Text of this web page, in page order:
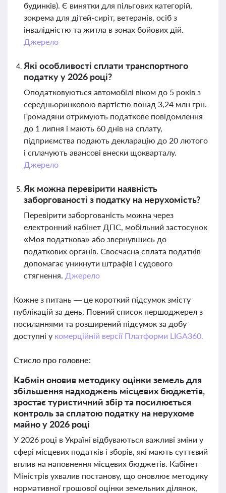
будинків). Є винятки для пільгових категорій,
зокрема для дітей-сиріт, ветеранів, осіб з
інвалідністю та житла в зонах бойових дій.
Джерело
Які особливості сплати транспортного
податку у 2026 році?
Оподатковуються автомобілі віком до 5 років з
середньоринковою вартістю понад 3,24 млн грн.
Громадяни отримують податкове повідомлення
до 1 липня і мають 60 днів на сплату,
підприємства подають декларацію до 20 лютого
і сплачують авансові внески щокварталу.
Джерело
Як можна перевірити наявність
заборгованості з податку на нерухомість?
Перевірити заборгованість можна через
електронний кабінет ДПС, мобільний застосунок
«Моя податкова» або звернувшись до
податкових органів. Своєчасна сплата податків
допомагає уникнути штрафів і судового
стягнення. Джерело
Кожне з питань — це короткий підсумок змісту
публікацій за день. Повний список першоджерел з
посиланнями та розширений підсумок за добу
доступні у комерційній версії Платформи LIGA360.
Стисло про головне:
Кабмін оновив методику оцінки земель для
збільшення надходжень місцевих бюджетів,
зростає туристичний збір та посилюється
контроль за сплатою податку на нерухоме
майно у 2026 році
У 2026 році в Україні відбуваються важливі зміни у
сфері місцевих податків і зборів, які мають суттєвий
вплив на наповнення місцевих бюджетів. Кабінет
Міністрів ухвалив постанову, що оновлює методику
нормативної грошової оцінки земельних ділянок,